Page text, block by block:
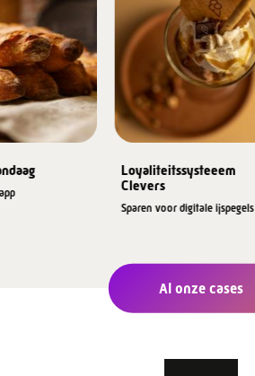
Loyaliteitssysteeem
Clevers
Sparen voor digitale ijspegels
Al onze cases